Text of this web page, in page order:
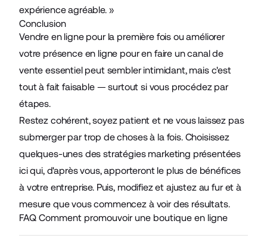
expérience agréable. »
Conclusion
Vendre en ligne pour la première fois ou améliorer
votre présence en ligne pour en faire un canal de
vente essentiel peut sembler intimidant, mais c'est
tout à fait faisable — surtout si vous procédez par
étapes.
Restez cohérent, soyez patient et ne vous laissez pas
submerger par trop de choses à la fois. Choisissez
quelques-unes desstratégies marketing présentées
ici qui, d'après vous, apporteront le plus de bénéfices
à votre entreprise. Puis, modifiez et ajustez au fur et à
mesure que vous commencez à voir des résultats.
FAQ Comment promouvoir une boutique en ligne